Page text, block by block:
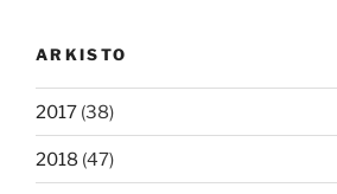
ARKISTO
2017 (38)
2018 (47)